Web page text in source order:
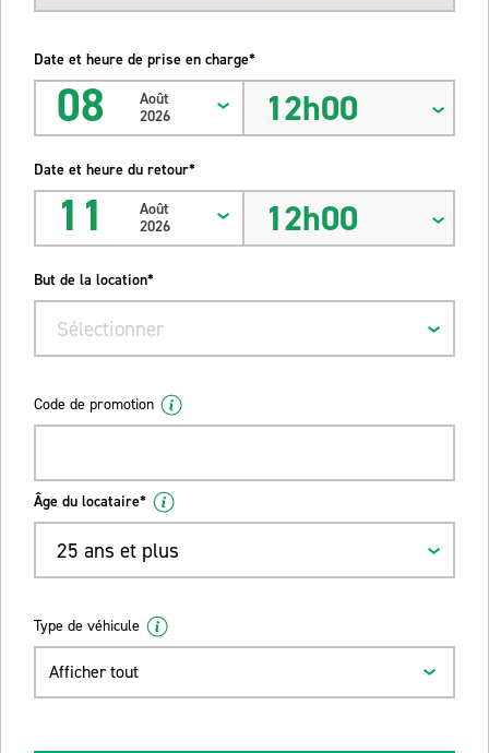
Date et heure de prise en charge*
08
Août
2026
12h00
Date et heure du retour*
11
Août
2026
12h00
But de la location*
Sélectionner
Code de promotion
Âge du locataire*
25 ans et plus
Type de véhicule
Afficher tout